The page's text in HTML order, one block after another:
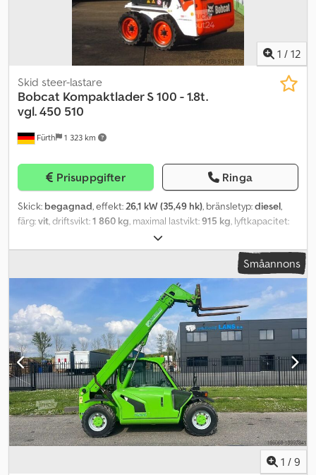
1 / 12
Fürth 1 323 km
Skid steer-lastare
Bobcat Kompaktlader S 100 - 1.8t.
vgl. 450 510
Prisuppgifter Ringa
Skick: begagnad, effekt:26,1 kW (35,49 hk), bränsletyp:diesel,
färg:vit, driftsvikt:1 860 kg, maximal lastvikt:915 kg, lyftkapacitet:
, däcksstorlek:
skick:98 procent, axelkonfiguration:2 axlar, Tillverkningsår:2015,
extra strålkastare, färddator,
hydraulik, hytt, standardskopa, Kompaktlastare BOBCAT, typ: S
100, första användning: 2016, driftvikt: ca 1 860 kg, 4-cylindrig
KUBOTA-dieselmotor (typ: V1505 – ca 35,50 hk / 26,10 kW vid 3 000
rpm), SKOPA (bredd: ca 1 340 mm) – SNABBKOPPLING, EXTRA
HYDRAULIK, nyttolast: 454 kg, tippvikt: 915 kg, lastningshöjd: 2 633
mm, ROPS / FOPS, belysningsanläggning, ARBETSBELYSNING
(fram), komfortstol, fästöglor för transport, däck: BKT-
TERRÄNGDÄCK (27 x 8.50 - 15) – runtom ca 98 %. Transportmått:
längd: ca 2 800 mm (ca 2 260 mm utan skopa), bredd: ca 1 340 mm,
höjd: ca 1 960 mm. FINANSIERING MÖJLIG / TRANSPORT
TILLGÄNGLIG (GLOBALT) / VID EXPORT BETALAS ENDAST
NETTOPRISET (!) © pb Csdstrd Ruopfx Aa Tsrf
Småannons
1 / 9